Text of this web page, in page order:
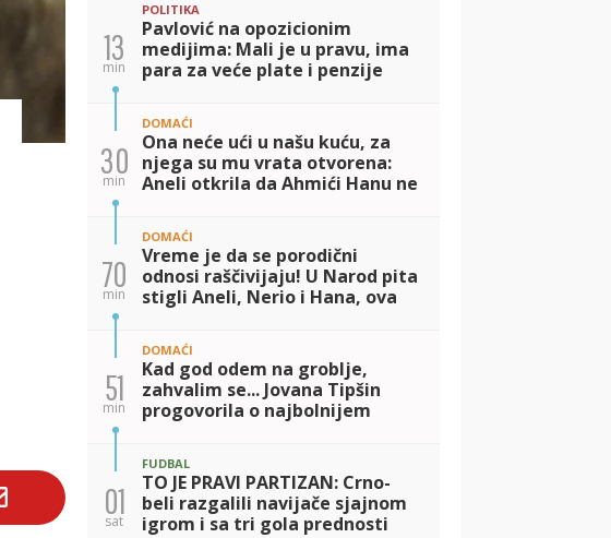
13
min
POLITIKA
Pavlović na opozicionim
medijima: Mali je u pravu, ima
para za veće plate i penzije
30
min
DOMAĆI
Ona neće ući u našu kuću, za
njega su mu vrata otvorena:
Aneli otkrila da Ahmići Hanu ne
otkrio da se nije čuo sa
majkom! (V
70
min
DOMAĆI
Vreme je da se porodični
odnosi raščivijaju! U Narod pita
stigli Aneli, Nerio i Hana, ova
51
min
DOMAĆI
Kad god odem na groblje,
zahvalim se... Jovana Tipšin
progovorila o najbolnijem
01
sat
FUDBAL
TO JE PRAVI PARTIZAN: Crno-
beli razgalili navijače sjajnom
igrom i sa tri gola prednosti